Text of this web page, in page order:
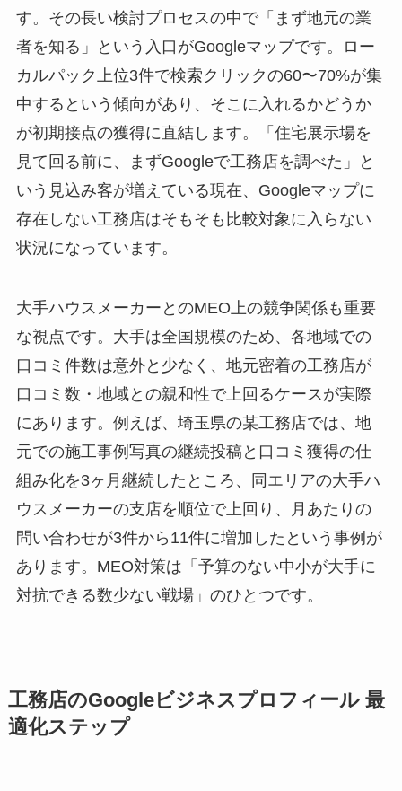
す。その長い検討プロセスの中で「まず地元の業
者を知る」という入口がGoogleマップです。ロー
カルパック上位3件で検索クリックの60〜70%が集
中するという傾向があり、そこに入れるかどうか
が初期接点の獲得に直結します。「住宅展示場を
見て回る前に、まずGoogleで工務店を調べた」と
いう見込み客が増えている現在、Googleマップに
存在しない工務店はそもそも比較対象に入らない
状況になっています。
大手ハウスメーカーとのMEO上の競争関係も重要
な視点です。大手は全国規模のため、各地域での
口コミ件数は意外と少なく、地元密着の工務店が
口コミ数・地域との親和性で上回るケースが実際
にあります。例えば、埼玉県の某工務店では、地
元での施工事例写真の継続投稿と口コミ獲得の仕
組み化を3ヶ月継続したところ、同エリアの大手ハ
ウスメーカーの支店を順位で上回り、月あたりの
問い合わせが3件から11件に増加したという事例が
あります。MEO対策は「予算のない中小が大手に
対抗できる数少ない戦場」のひとつです。
工務店のGoogleビジネスプロフィール 最
適化ステップ